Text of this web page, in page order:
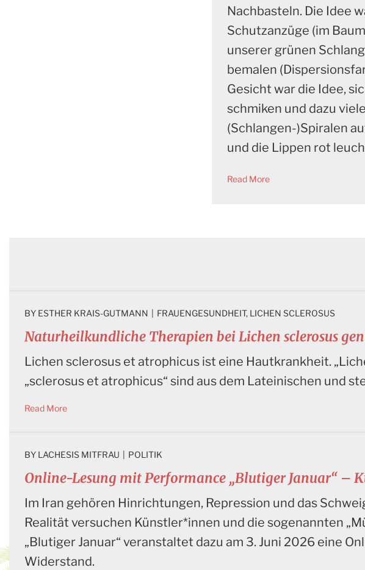
Nachbasteln. Die Idee
Schutzanzüge (im
unserer grünen
bemalen
Gesicht war die Idee,
schmiken und dazu
(Schlangen-)Spiralen
und die Lippen rot
Read More
Naturheilkundliche Therapien bei Lichen sclerosus
BY ESTHER KRAIS-GUTMANN FRAUENGESUNDHEIT, LICHEN SCLEROSUS
Lichen sclerosus et atrophicus ist eine Hautkrankheit.
„sclerosus et atrophicus“ sind aus dem Lateinischen und
Read More
Online-Lesung mit Performance „Blutiger Januar“ –
BY LACHESIS MITFRAU POLITIK
Im Iran gehören Hinrichtungen, Repression und das
Realität versuchen Künstler*innen und die sogenannten
„Blutiger Januar“ veranstaltet dazu am 3. Juni 2026 eine
Widerstand.